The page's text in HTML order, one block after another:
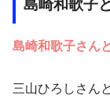
島崎和歌子
島崎和歌子さん
三山ひろしさん